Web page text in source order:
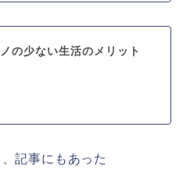
の少ない生活のメリット
記事にもあった